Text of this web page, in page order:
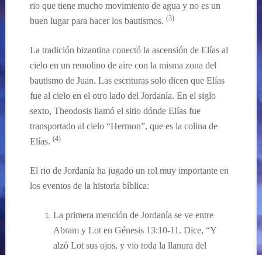
rio que tiene mucho movimiento de agua y no es un
buen lugar para hacer los bautismos. (3)
La tradición bizantina conectó la ascensión de Elías al
cielo en un remolino de aire con la misma zona del
bautismo de Juan. Las escrituras solo dicen que Elías
fue al cielo en el otro lado del Jordanía. En el siglo
sexto, Theodosis llamó el sitio dónde Elías fue
transportado al cielo “Hermon”, que es la colina de
Elías. (4)
El rio de Jordanía ha jugado un rol muy importante en
los eventos de la historia bíblica:
La primera mención de Jordanía se ve entre
Abram y Lot en Génesis13:10-11. Dice, “Y
alzó Lot sus ojos, y vio toda la llanura del